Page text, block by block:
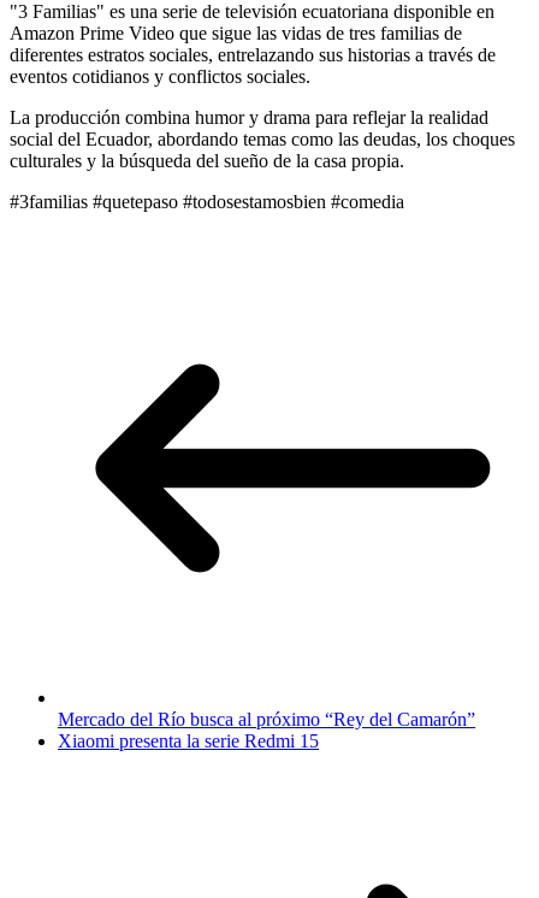
"3 Familias" es una serie de televisión ecuatoriana disponible en
Amazon Prime Video que sigue las vidas de tres familias de
diferentes estratos sociales, entrelazando sus historias a través de
eventos cotidianos y conflictos sociales.
La producción combina humor y drama para reflejar la realidad
social del Ecuador, abordando temas como las deudas, los choques
culturales y la búsqueda del sueño de la casa propia.
#3familias #quetepaso #todosestamosbien #comedia
Mercado del Río busca al próximo “Rey del Camarón”
Xiaomi presenta la serie Redmi 15